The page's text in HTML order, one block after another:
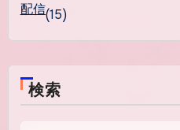
配信(15)
検索